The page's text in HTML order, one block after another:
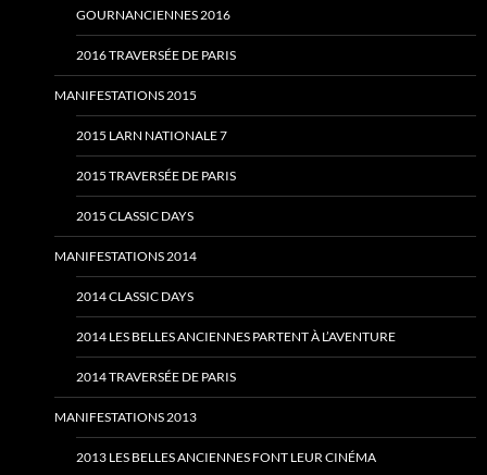
GOURNANCIENNES 2016
2016 TRAVERSÉE DE PARIS
MANIFESTATIONS 2015
2015 LARN NATIONALE 7
2015 TRAVERSÉE DE PARIS
2015 CLASSIC DAYS
MANIFESTATIONS 2014
2014 CLASSIC DAYS
2014 LES BELLES ANCIENNES PARTENT À L’AVENTURE
2014 TRAVERSÉE DE PARIS
MANIFESTATIONS 2013
2013 LES BELLES ANCIENNES FONT LEUR CINÉMA